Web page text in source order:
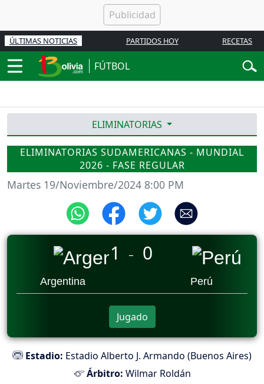
ÚLTIMAS NOTICIAS PARTIDOS HOY RECETAS
FÚTBOL
ELIMINATORIAS
ELIMINATORIAS SUDAMERICANAS - MUNDIAL
2026 - FASE REGULAR
Martes 19/Noviembre/2024 8:00 PM
Argentina
1 _ 0
Perú
Jugado
Estadio: Estadio Alberto J. Armando (Buenos Aires)
Árbitro: Wilmar Roldán